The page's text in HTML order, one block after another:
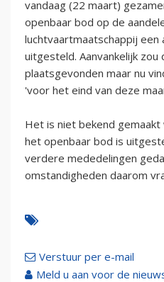
vandaag (22 maart)
openbaar bod op de
luchtvaartmaatschappij
uitgesteld. Aanvankelijk zou
plaatsgevonden maar nu
'voor het eind van deze
Het is niet bekend gemaakt
het openbaar bod is
verdere mededelingen
omstandigheden daarom
Verstuur per e-mail
Meld u aan voor de